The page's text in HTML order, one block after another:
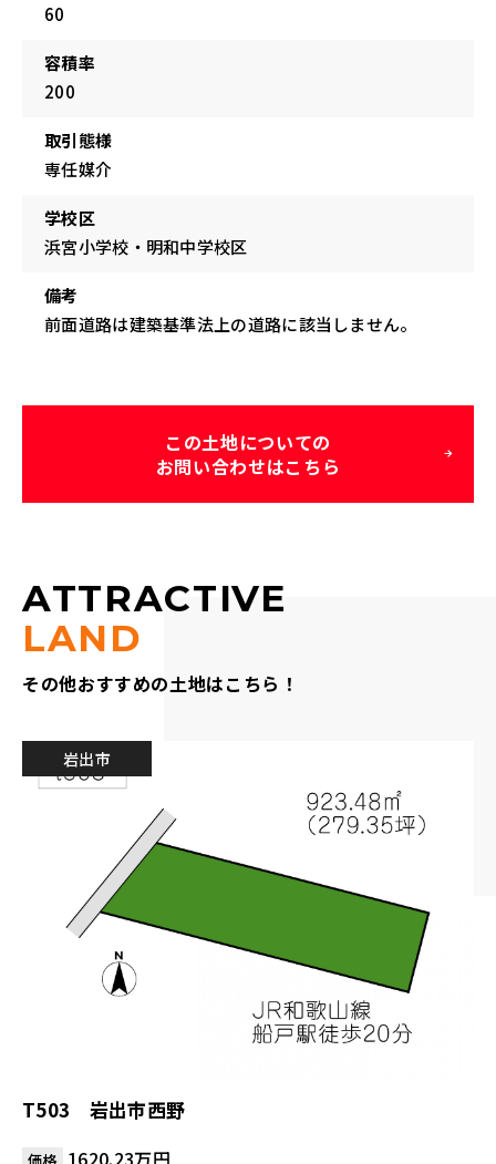
60
容積率
200
取引態様
専任媒介
学校区
浜宮小学校・明和中学校区
備考
前面道路は建築基準法上の道路に該当しません。
この土地についての
お問い合わせはこちら
ATTRACTIVE
LAND
その他おすすめの土地はこちら！
岩出市
T503 岩出市西野
1620.23万円